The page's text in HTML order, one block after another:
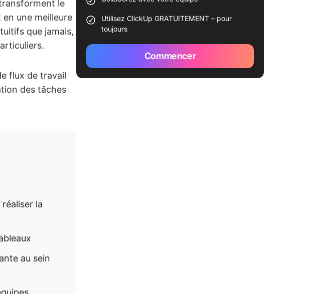
le
une meilleure
que jamais,
flux de travail
des tâches
la
au sein
Utilisez ClickUp GRATUITEMENT – pour
toujours
Commencer